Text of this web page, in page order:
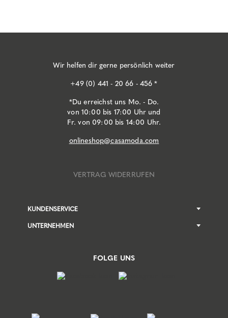
Wir helfen dir gerne persönlich weiter
+49 (0) 441 - 20 66 - 456 *
*Du erreichst uns Mo. - Do.
von 10:00 bis 17:00 Uhr und
Fr. von 09:00 bis 14:00 Uhr.
onlineshop@casamoda.com
VERTRAG WIDERRUFEN
KUNDENSERVICE
UNTERNEHMEN
FOLGE UNS